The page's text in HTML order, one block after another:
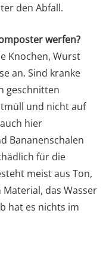
den Abfall.
werfen?
Knochen, Wurst
an. Sind kranke
geschnitten
und nicht auf
hier
Bananenschalen
für die
meist aus Ton,
das Wasser
hat es nichts im